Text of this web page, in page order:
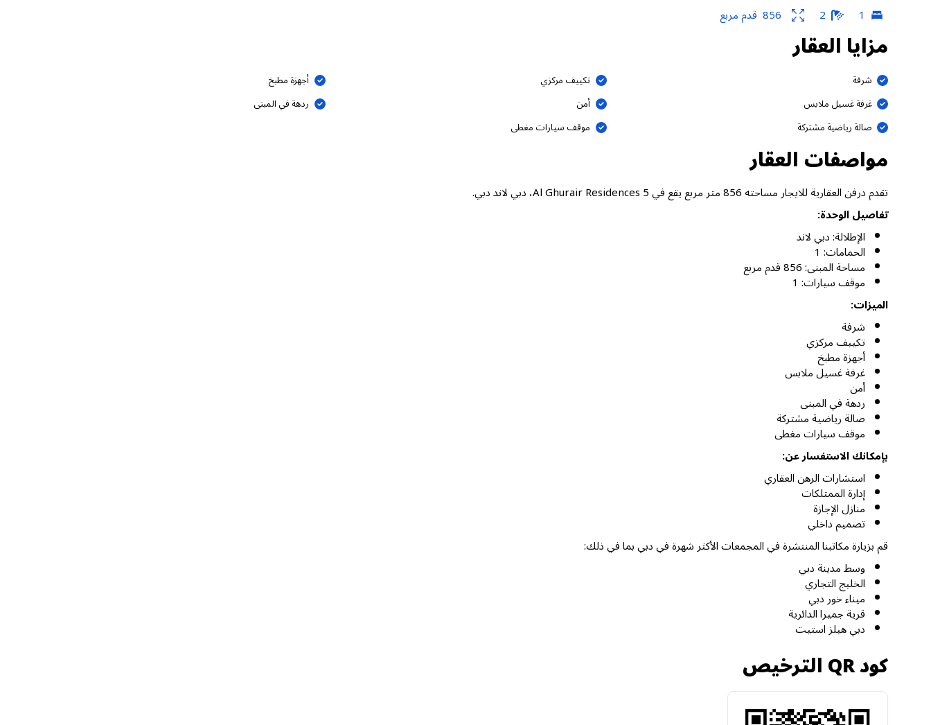
1
2
856 قدم مربع
مزايا العقار
شرفة تكييف مركزي
أجهزة مطبخ
غرفة غسيل ملابس
أمن
ردهة في المبنى
صالة رياضية مشتركة
موقف سيارات مغطى
مواصفات العقار
تقدم درفن العقارية للايجار مساحته 856 متر مربع يقع في Al Ghurair Residences 5، دبي لاند دبي.
تفاصيل الوحدة:
الإطلالة: دبي لاند
الحمامات: 1
مساحة المبنى: 856 قدم مربع
موقف سيارات: 1
الميزات:
شرفة
تكييف مركزي
أجهزة مطبخ
غرفة غسيل ملابس
أمن
ردهة في المبنى
صالة رياضية مشتركة
موقف سيارات مغطى
بإمكانك الاستفسار عن:
استشارات الرهن العقاري
إدارة الممتلكات
منازل الإجازة
تصميم داخلي
قم بزيارة مكاتبنا المنتشرة في المجمعات الأكثر شهرة في دبي بما في ذلك:
وسط مدينة دبي
الخليج التجاري
ميناء خور دبي
قرية جميرا الدائرية
دبي هيلز استيت
كود QR الترخيص